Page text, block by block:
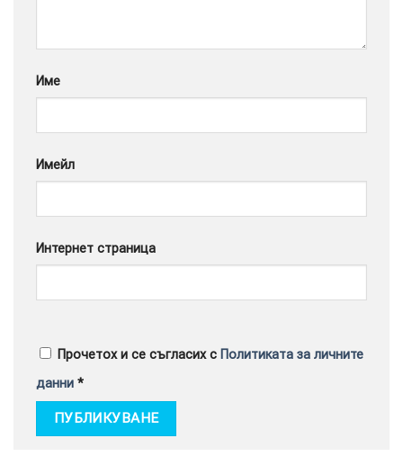
Име
Имейл
Интернет страница
Прочетох и се съгласих с Политиката за личните
данни *